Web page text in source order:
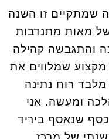
שמתקיים זו השנה
של מאות מתנדבות
והתגבשה קהילה
שמלווים את
רוח נתינה
ומעשה. אני
שנאסף ביריד